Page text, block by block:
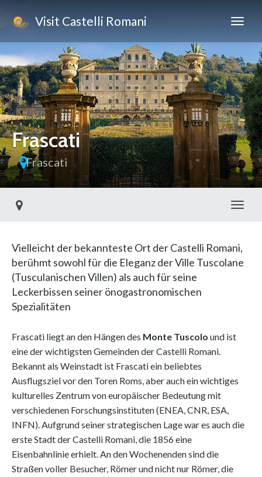
Visit Castelli Romani
Frascati
Frascati
Vielleicht der bekannteste Ort der Castelli Romani,
berühmt sowohl für die Eleganz der Ville Tuscolane
(Tusculanischen Villen) als auch für seine
Leckerbissen seiner önogastronomischen
Spezialitäten
Frascati liegt an den Hängen des Monte Tuscolo und ist
eine der wichtigsten Gemeinden der Castelli Romani.
Bekannt als Weinstadt ist Frascati ein beliebtes
Ausflugsziel vor den Toren Roms, aber auch ein wichtiges
kulturelles Zentrum von europäischer Bedeutung mit
verschiedenen Forschungsinstituten (ENEA, CNR, ESA,
INFN). Aufgrund seiner strategischen Lage war es auch die
erste Stadt der Castelli Romani, die 1856 eine
Eisenbahnlinie erhielt. An den Wochenenden sind die
Straßen voller Besucher, Römer und nicht nur Römer, die